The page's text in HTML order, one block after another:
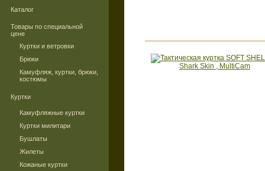
Каталог
Товары по специальной
цене
Куртки и ветровки
Брюки
Камуфляж, куртки, брюки,
костюмы
Куртки
Камуфляжные куртки
Куртки милитари
Бушлаты
Жилеты
Кожаные куртки